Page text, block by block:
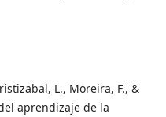
L., Moreira, F., &
aprendizaje de la